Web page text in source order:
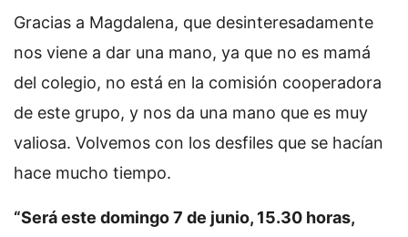
Gracias a Magdalena, que desinteresadamente
nos viene a dar una mano, ya que no es mamá
del colegio, no está en la comisión cooperadora
de este grupo, y nos da una mano que es muy
valiosa. Volvemos con los desfiles que se hacían
hace mucho tiempo.
“Será este domingo 7 de junio, 15.30 horas,